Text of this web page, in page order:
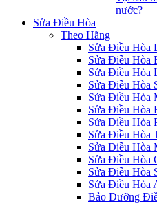
nước?
Sửa Điều Hòa
Theo Hãng
Sửa Điều Hòa
Sửa Điều Hòa
Sửa Điều Hòa
Sửa Điều Hòa
Sửa Điều Hòa
Sửa Điều Hòa
Sửa Điều Hòa
Sửa Điều Hòa
Sửa Điều Hòa
Sửa Điều Hòa
Sửa Điều Hòa
Sửa Điều Hòa
Bảo Dưỡng